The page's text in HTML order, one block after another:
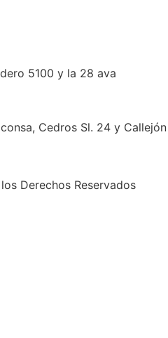
5100 y la 28 ava
Cedros Sl. 24 y Callejón
Derechos Reservados